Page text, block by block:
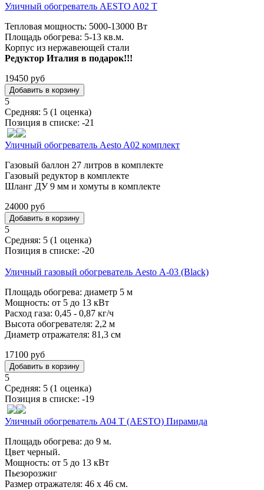
Уличный обогреватель AESTO A02 T
Тепловая мощность: 5000-13000 Вт
Площадь обогрева: 5-13 кв.м.
Корпус из нержавеющей стали
Редуктор Италия в подарок!!!
19450 руб
5
Средняя: 5 (1 оценка)
Позиция в списке: -21
Уличный обогреватель Aesto A02 комплект
Газовый баллон 27 литров в комплекте
Газовый редуктор в комплекте
Шланг ДУ 9 мм и хомуты в комплекте
24000 руб
5
Средняя: 5 (1 оценка)
Позиция в списке: -20
Уличный газовый обогреватель Aesto А-03 (Black)
Площадь обогрева: диаметр 5 м
Мощность: от 5 до 13 кВт
Расход газа: 0,45 - 0,87 кг/ч
Высота обогревателя: 2,2 м
Диаметр отражателя: 81,3 см
17100 руб
5
Средняя: 5 (1 оценка)
Позиция в списке: -19
Уличный обогреватель A04 Т (AESTO) Пирамида
Площадь обогрева: до 9 м.
Цвет черный.
Мощность: от 5 до 13 кВт
Пьезорозжиг
Размер отражателя: 46 х 46 см.